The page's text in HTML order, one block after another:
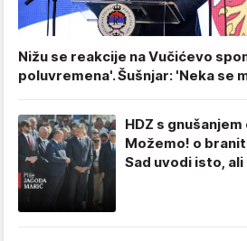
Nižu se reakcije na Vučićevo
poluvremena'. Šušnjar: 'Neka se
HDZ s
Možemo! o
Sad uvodi isto,